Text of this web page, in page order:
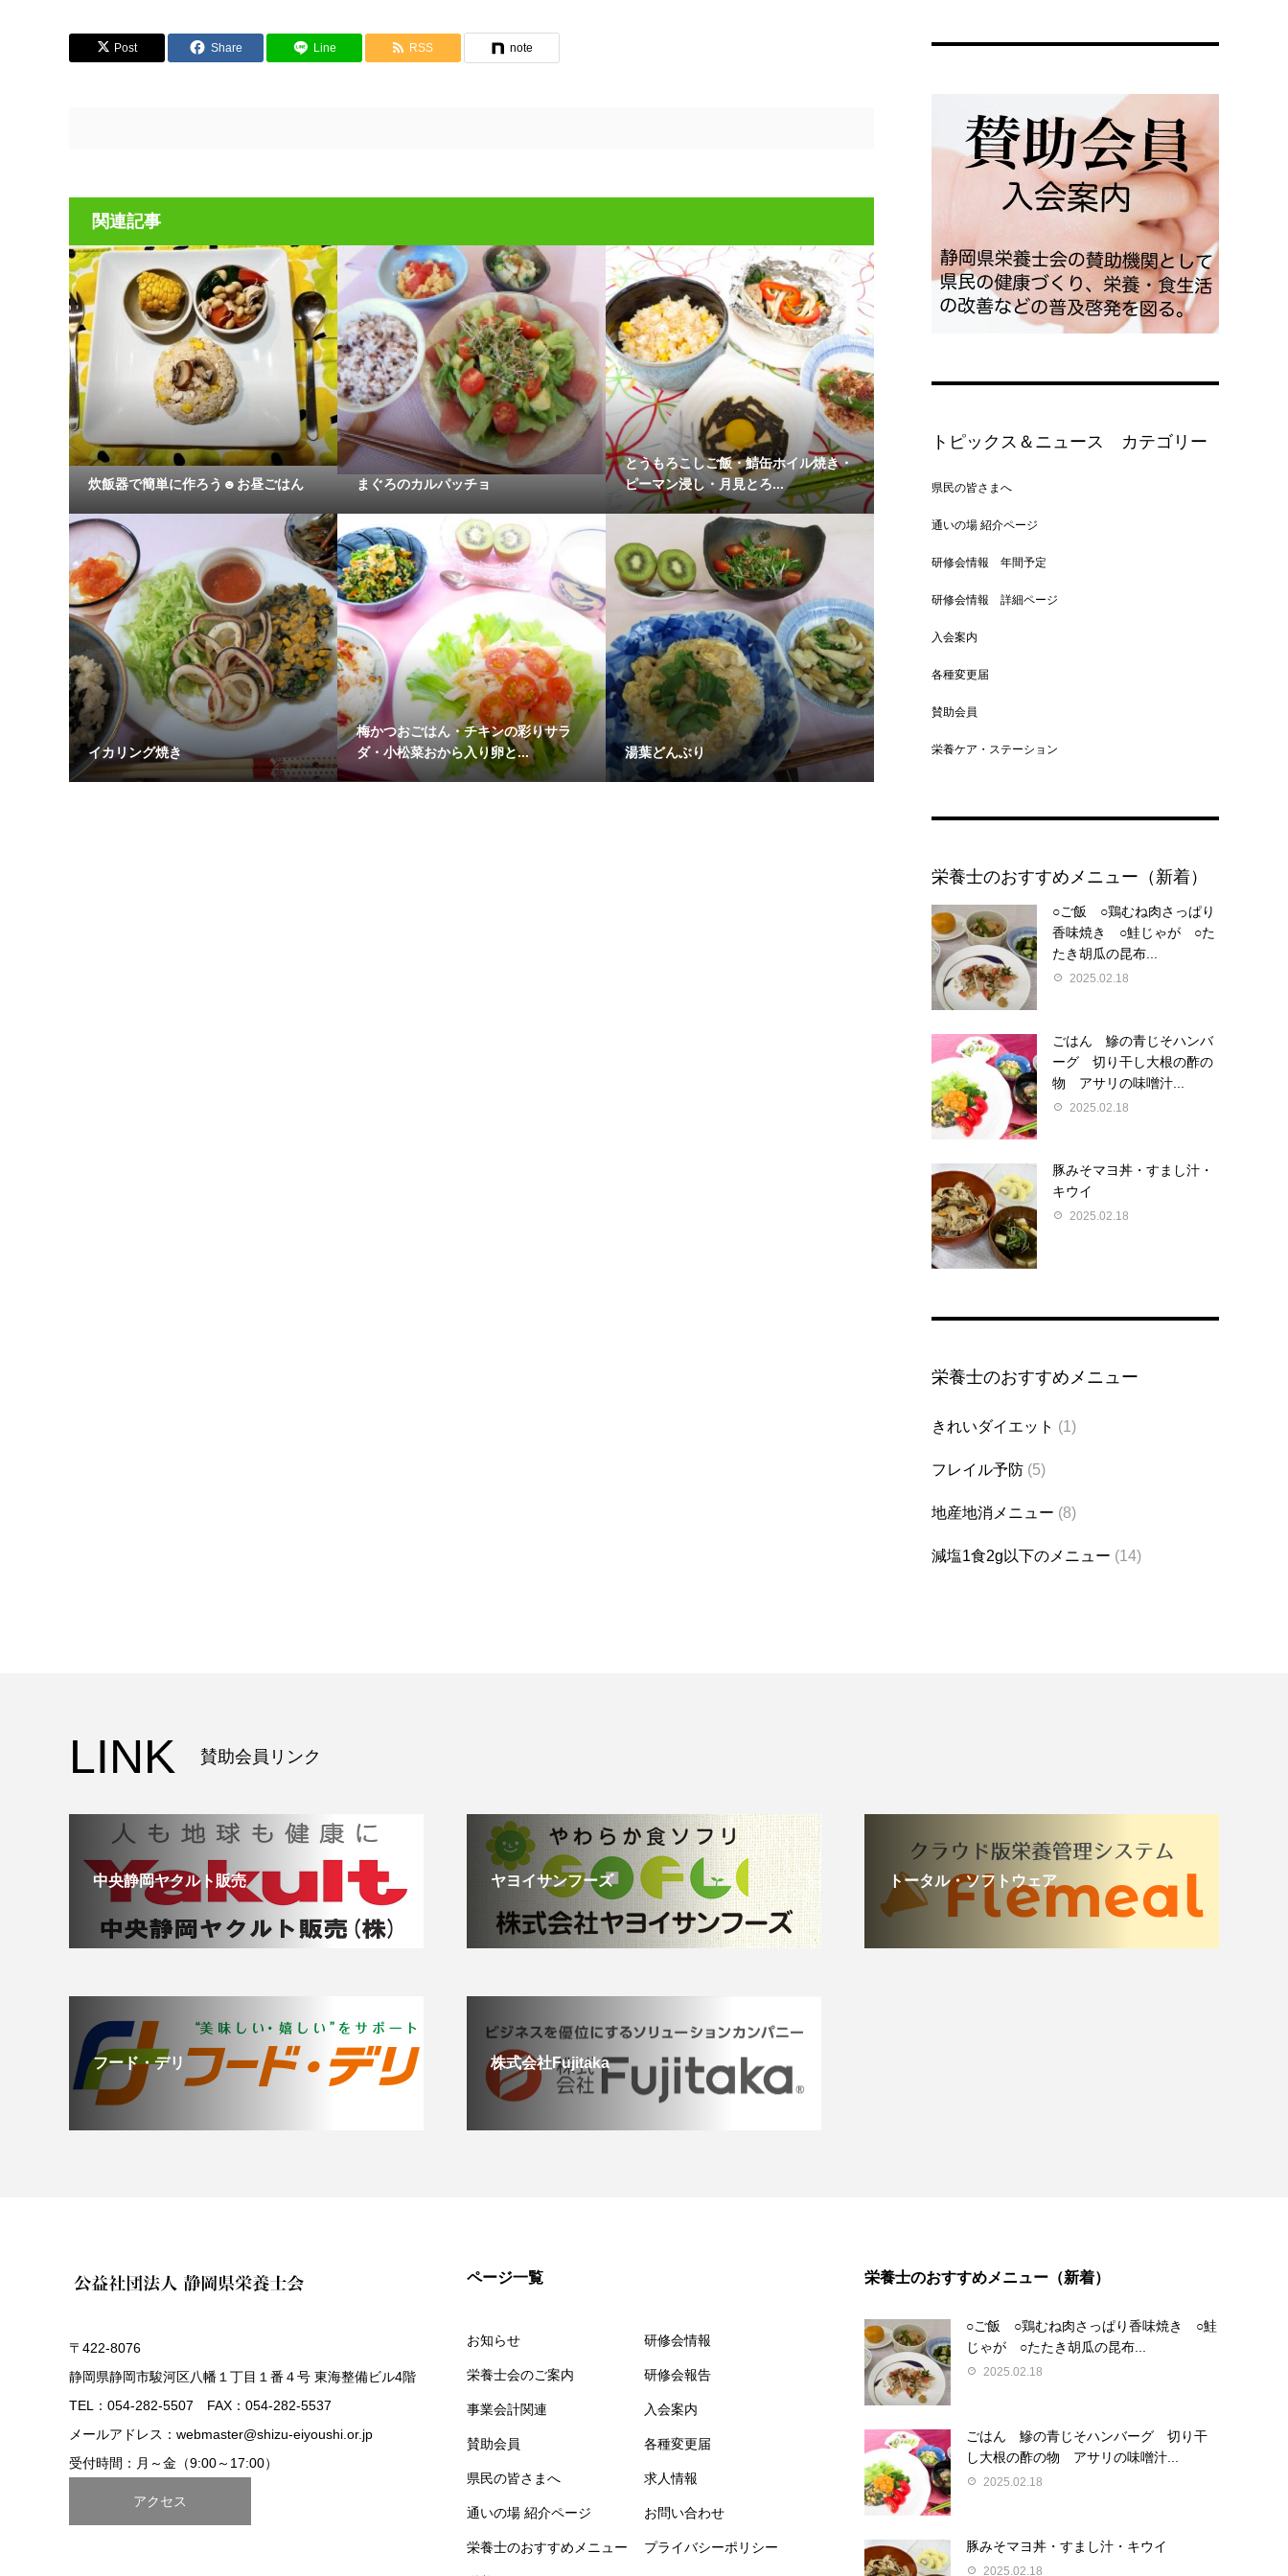
Post Share Line RSS note
関連記事
炊飯器で簡単に作ろう☻お昼ごはん まぐろのカルパッチョ
とうもろこしご飯・鯖缶ホイル焼き・
ピーマン浸し・月見とろ...
イカリング焼き
梅かつおごはん・チキンの彩りサラ
ダ・小松菜おから入り卵と...
湯葉どんぶり
トピックス＆ニュース カテゴリー
県民の皆さまへ
通いの場 紹介ページ
研修会情報 年間予定
研修会情報 詳細ページ
入会案内
各種変更届
賛助会員
栄養ケア・ステーション
栄養士のおすすめメニュー（新着）
○ご飯 ○鶏むね肉さっぱり
香味焼き ○鮭じゃが ○た
たき胡瓜の昆布...
2025.02.18
ごはん 鰺の青じそハンバ
ーグ 切り干し大根の酢の
物 アサリの味噌汁...
2025.02.18
豚みそマヨ丼・すまし汁・
キウイ
2025.02.18
栄養士のおすすめメニュー
きれいダイエット (1)
フレイル予防 (5)
地産地消メニュー (8)
減塩1食2g以下のメニュー (14)
LINK 賛助会員リンク
中央静岡ヤクルト販売 ヤヨイサンフーズ トータル・ソフトウェア
フード・デリ 株式会社Fujitaka
〒422-8076
静岡県静岡市駿河区八幡１丁目１番４号 東海整備ビル4階
TEL：054-282-5507 FAX：054-282-5537
メールアドレス：webmaster@shizu-eiyoushi.or.jp
受付時間：月～金（9:00～17:00）
アクセス
ページ一覧
お知らせ
栄養士会のご案内
事業会計関連
賛助会員
県民の皆さまへ
通いの場 紹介ページ
栄養士のおすすめメニュー
研修会情報
研修会報告
入会案内
各種変更届
求人情報
お問い合わせ
プライバシーポリシー
栄養士のおすすめメニュー（新着）
○ご飯 ○鶏むね肉さっぱり香味焼き ○鮭
じゃが ○たたき胡瓜の昆布...
2025.02.18
ごはん 鰺の青じそハンバーグ 切り干
し大根の酢の物 アサリの味噌汁...
2025.02.18
豚みそマヨ丼・すまし汁・キウイ
2025.02.18